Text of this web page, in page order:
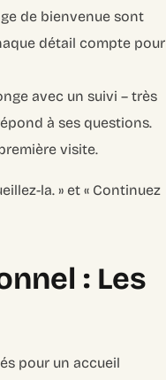
de bienvenue sont
détail compte pour
avec un suivi – très
à ses questions.
visite.
la. » et « Continuez
: Les
pour un accueil